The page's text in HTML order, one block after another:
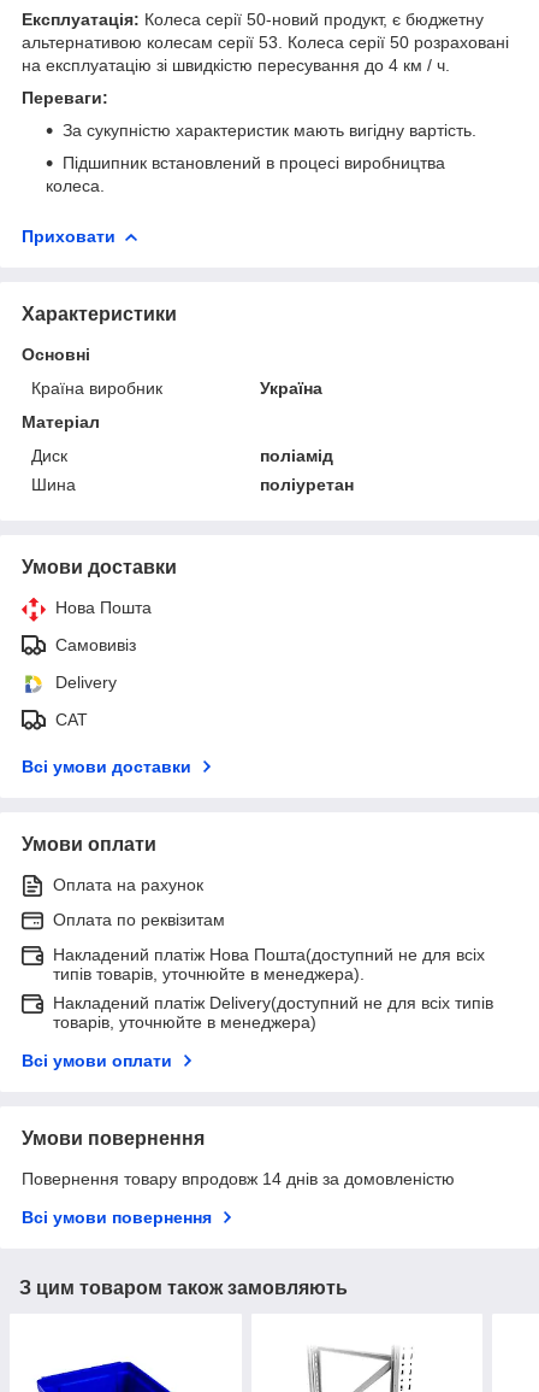
Експлуатація: Колеса серії 50-новий продукт, є бюджетну
альтернативою колесам серії 53. Колеса серії 50 розраховані
на експлуатацію зі швидкістю пересування до 4 км / ч.
Переваги:
За сукупністю характеристик мають вигідну вартість.
Підшипник встановлений в процесі виробництва
колеса.
Приховати
Характеристики
Основні
Країна виробник
Україна
Матеріал
Диск
поліамід
Шина
поліуретан
Умови доставки
Нова Пошта
Самовивіз
Delivery
САТ
Всі умови доставки
Умови оплати
Оплата на рахунок
Оплата по реквізитам
Накладений платіж Нова Пошта(доступний не для всіх
типів товарів, уточнюйте в менеджера).
Накладений платіж Delivery(доступний не для всіх типів
товарів, уточнюйте в менеджера)
Всі умови оплати
Умови повернення
Повернення товару впродовж 14 днів за домовленістю
Всі умови повернення
З цим товаром також замовляють